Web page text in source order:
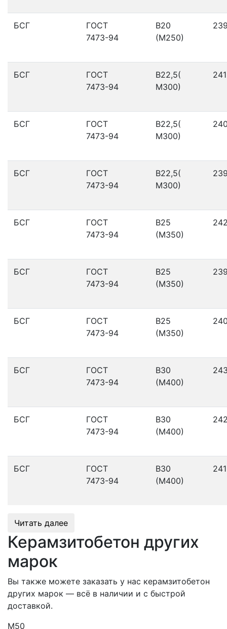
БСГ
ГОСТ
7473-94
В20
(М250)
БСГ
ГОСТ
7473-94
В22,5(
М300)
БСГ
ГОСТ
7473-94
В22,5(
М300)
БСГ
ГОСТ
7473-94
В22,5(
М300)
БСГ
ГОСТ
7473-94
В25
(М350)
БСГ
ГОСТ
7473-94
В25
(М350)
БСГ
ГОСТ
7473-94
В25
(М350)
БСГ
ГОСТ
7473-94
В30
(М400)
БСГ
ГОСТ
7473-94
В30
(М400)
БСГ
ГОСТ
7473-94
В30
(М400)
Читать далее
Керамзитобетон других
марок
Вы также можете заказать у нас керамзитобетон
других марок — всё в наличии и с быстрой
доставкой.
М50